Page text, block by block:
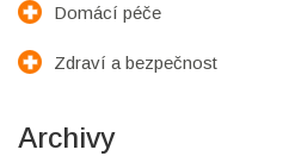
Domácí péče
Zdraví a bezpečnost
Archivy